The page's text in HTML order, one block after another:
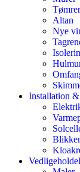
Tømrer
Altan
Nye
Installation